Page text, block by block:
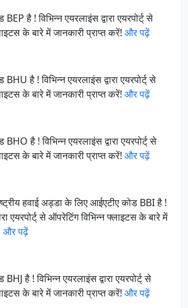
है ! विभिन्न एयरलाइंस द्वारा एयरपोर्ट् से
के बारे में जानकारी प्राप्त करें! और पढ़ें
है ! विभिन्न एयरलाइंस द्वारा एयरपोर्ट् से
के बारे में जानकारी प्राप्त करें! और पढ़ें
है ! विभिन्न एयरलाइंस द्वारा एयरपोर्ट् से
के बारे में जानकारी प्राप्त करें! और पढ़ें
हवाई अड्डा के लिए आईएटीए कोड BBI है !
एयरपोर्ट् से ऑपरेटिंग विभिन्न फ्लाइटस के बारे में
और पढ़ें
है ! विभिन्न एयरलाइंस द्वारा एयरपोर्ट् से
के बारे में जानकारी प्राप्त करें! और पढ़ें